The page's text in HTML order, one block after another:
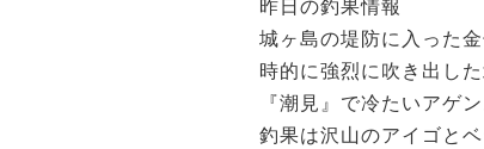
城ヶ島の堤防に入った
時的に強烈に吹き出し
『潮見』で冷たいアゲ
釣果は沢山のアイゴと